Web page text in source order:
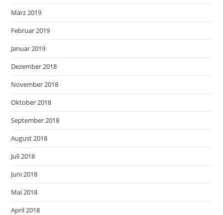
März 2019
Februar 2019
Januar 2019
Dezember 2018
November 2018
Oktober 2018
September 2018
August 2018
Juli 2018
Juni 2018
Mai 2018
April 2018